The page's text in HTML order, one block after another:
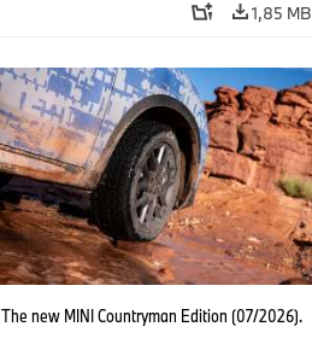
1,85 MB
The new MINI Countryman Edition (07/2026).